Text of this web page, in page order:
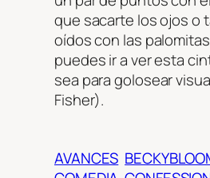
que sacarte los ojos o
oídos con las
puedes ir a ver esta
sea para golosear
Fisher).
AVANCES